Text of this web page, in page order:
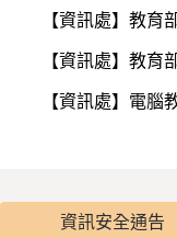
【資訊處】電腦
資訊安全通告